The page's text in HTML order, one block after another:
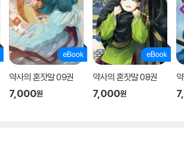
약사의 혼잣말 09권
7,000원
약사의 혼잣말 08권
7,000원